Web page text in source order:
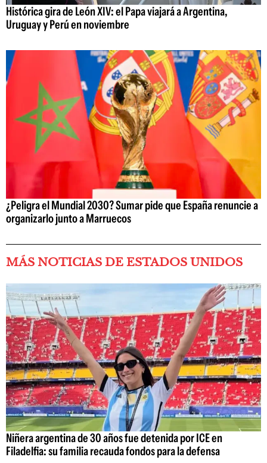
Histórica gira de León XIV: el Papa viajará a Argentina,
Uruguay y Perú en noviembre
¿Peligra el Mundial 2030? Sumar pide que España renuncie a
organizarlo junto a Marruecos
MÁS NOTICIAS DE ESTADOS UNIDOS
Niñera argentina de 30 años fue detenida por ICE en
Filadelfia: su familia recauda fondos para la defensa